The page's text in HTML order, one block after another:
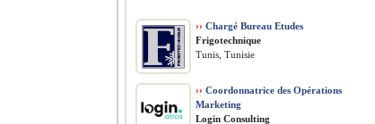
›› Chargé Bureau Etudes
Frigotechnique
Tunis, Tunisie
›› Coordonnatrice des Opérations
Marketing
Login Consulting